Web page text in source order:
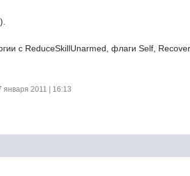
с ReduceSkillUnarmed, флаги Self,
января 2011 | 16:13